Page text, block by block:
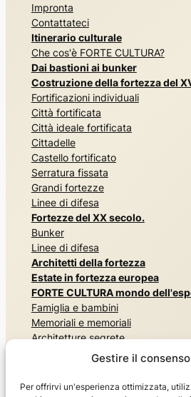
Gestire il
Per offrirvi un'esperienza ottimizzata,
Impronta
Contattateci
Itinerario culturale
Che cos'è FORTE CULTURA?
Dai bastioni ai bunker
Costruzione della fortezza del
Fortificazioni individuali
Città fortificata
Città ideale fortificata
Cittadelle
Castello fortificato
Serratura fissata
Grandi fortezze
Linee di difesa
Fortezze del XX secolo.
Bunker
Linee di difesa
Architetti della fortezza
Estate in fortezza europea
FORTE CULTURA mondo
Famiglia e bambini
Memoriali e memoriali
Architetture segrete
Esperienza di storia militare
Esperienza nella natura, nei